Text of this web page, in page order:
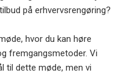
på erhvervsrengøring?
hvor du kan høre
fremgangsmetoder. Vi
til dette møde, men vi